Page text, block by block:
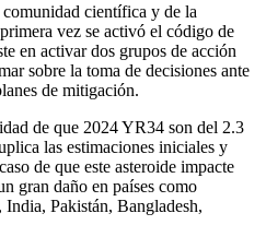
científica y de la
vez se activó el código de
en activar dos grupos de acción
sobre la toma de decisiones ante
de mitigación.
de que 2024 YR34 son del 2.3
las estimaciones iniciales y
de que este asteroide impacte
gran daño en países como
Pakistán, Bangladesh,